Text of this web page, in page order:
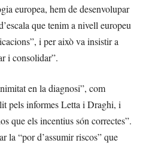
europea, hem de desenvolupar
que tenim a nivell europeu
i per això va insistir a
i consolidar”.
en la diagnosi”, com
pels informes Letta i Draghi, i
que els incentius són correctes”.
la “por d’assumir riscos” que